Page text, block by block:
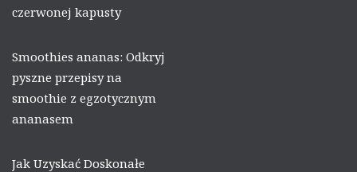
czerwonej kapusty
Smoothies ananas: Odkryj
pyszne przepisy na
smoothie z egzotycznym
ananasem
Jak Uzyskać Doskonałe